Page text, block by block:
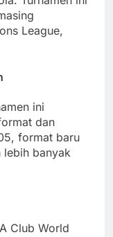
League,
ini
dan
format baru
lebih banyak
Club World